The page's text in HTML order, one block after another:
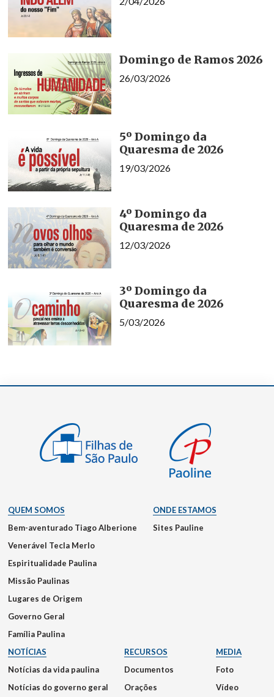
Domingo de Ramos 2026
26/03/2026
5º Domingo da
Quaresma de 2026
19/03/2026
4º Domingo da
Quaresma de 2026
12/03/2026
3º Domingo da
Quaresma de 2026
5/03/2026
QUEM SOMOS
Bem-aventurado Tiago Alberione
Venerável Tecla Merlo
Espiritualidade Paulina
Missão Paulinas
Lugares de Origem
Governo Geral
Família Paulina
ONDE ESTAMOS
Sites Pauline
NOTÍCIAS
Notícias da vida paulina
Notícias do governo geral
RECURSOS
Documentos
Orações
MEDIA
Foto
Vídeo